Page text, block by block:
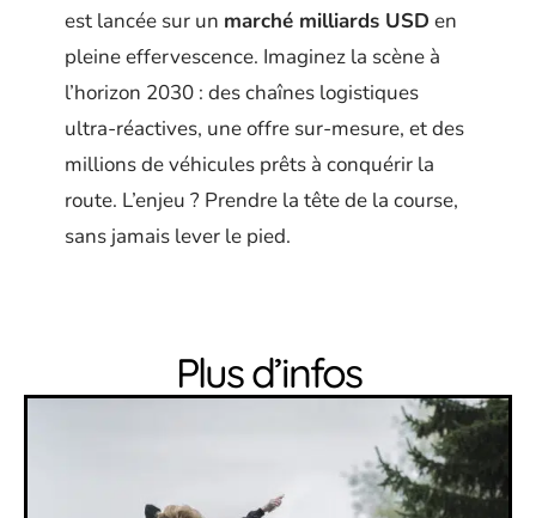
est lancée sur un marché milliards USD en
pleine effervescence. Imaginez la scène à
l’horizon 2030 : des chaînes logistiques
ultra-réactives, une offre sur-mesure, et des
millions de véhicules prêts à conquérir la
route. L’enjeu ? Prendre la tête de la course,
sans jamais lever le pied.
Plus d’infos